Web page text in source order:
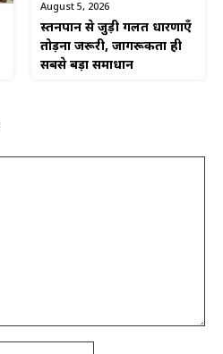
August 5, 2026
स्तनपान से जुड़ी गलत धारणाएँ
तोड़ना जरूरी, जागरूकता ही
सबसे बड़ा समाधान